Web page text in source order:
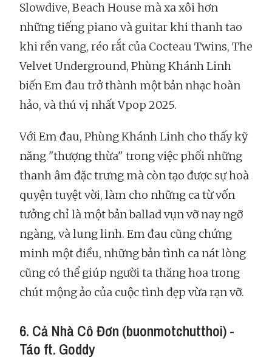
Slowdive, Beach House mà xa xôi hơn
những tiếng piano và guitar khi thanh tao
khi rền vang, réo rắt của Cocteau Twins, The
Velvet Underground, Phùng Khánh Linh
biến Em đau trở thành một bản nhạc hoàn
hảo, và thú vị nhất Vpop 2025.
Với Em đau, Phùng Khánh Linh cho thấy kỹ
năng "thượng thừa" trong việc phối những
thanh âm đặc trưng mà còn tạo được sự hoà
quyện tuyệt vời, làm cho những ca từ vốn
tưởng chỉ là một bản ballad vụn vỡ nay ngỡ
ngàng, và lung linh. Em đau cũng chứng
minh một điều, những bản tình ca nát lòng
cũng có thể giúp người ta thăng hoa trong
chút mộng ảo của cuộc tình đẹp vừa rạn vỡ.
6. Cả Nhà Cô Đơn (buonmotchutthoi) -
Táo ft. Goddy